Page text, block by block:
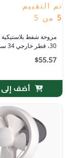
تم التقييم
5 من 5
30، قطر خارجي 34 سم، موديل 40
$55.57
أضف إلى